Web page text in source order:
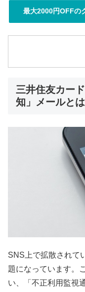
最大2000円OFFの
三井住友カー
知」メールと
SNS上で拡散されて
題になっています。
い、「不正利用監視